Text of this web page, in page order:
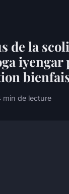
de la
iyengar
min de lecture